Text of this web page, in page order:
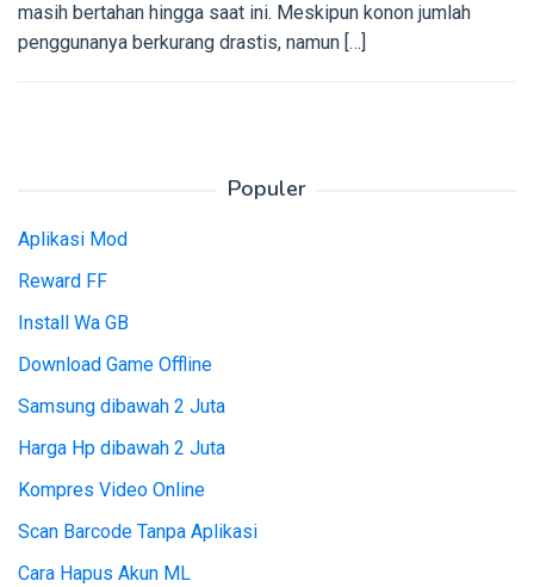
masih bertahan hingga saat ini. Meskipun konon jumlah
penggunanya berkurang drastis, namun […]
Populer
Aplikasi Mod
Reward FF
Install Wa GB
Download Game Offline
Samsung dibawah 2 Juta
Harga Hp dibawah 2 Juta
Kompres Video Online
Scan Barcode Tanpa Aplikasi
Cara Hapus Akun ML